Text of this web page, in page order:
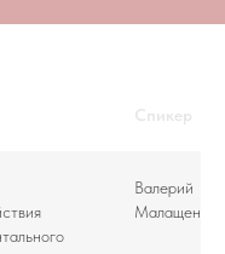
Спикер
Валерий
Малащенко